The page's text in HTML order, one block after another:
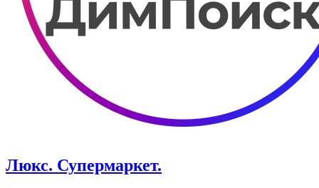
Люкс. Супермаркет.